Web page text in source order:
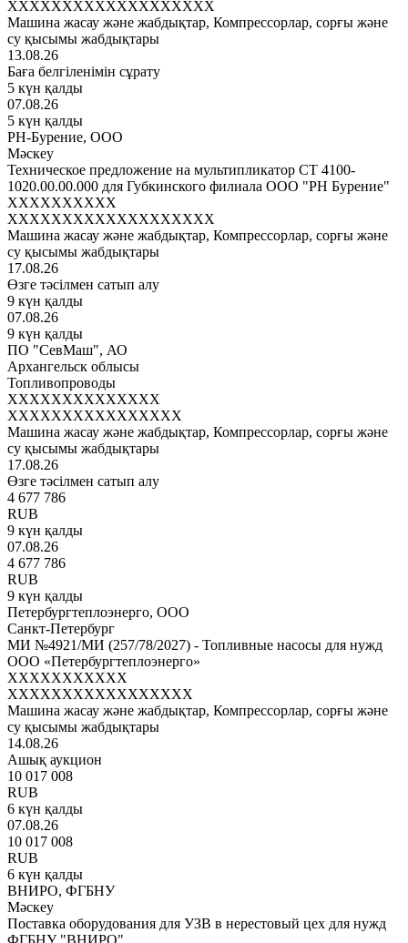
XXXXXXXXXXXXXXXXXXX
Машина жасау және жабдықтар, Компрессорлар, сорғы және
су қысымы жабдықтары
13.08.26
Баға белгіленімін сұрату
5 күн қалды
07.08.26
5 күн қалды
РН-Бурение, ООО
Мәскеу
Техническое предложение на мультипликатор СТ 4100-
1020.00.00.000 для Губкинского филиала ООО "РН Бурение"
XXXXXXXXXX
XXXXXXXXXXXXXXXXXXX
Машина жасау және жабдықтар, Компрессорлар, сорғы және
су қысымы жабдықтары
17.08.26
Өзге тәсілмен сатып алу
9 күн қалды
07.08.26
9 күн қалды
ПО "СевМаш", АО
Архангельск облысы
Топливопроводы
XXXXXXXXXXXXXX
XXXXXXXXXXXXXXXX
Машина жасау және жабдықтар, Компрессорлар, сорғы және
су қысымы жабдықтары
17.08.26
Өзге тәсілмен сатып алу
4 677 786
RUB
9 күн қалды
07.08.26
4 677 786
RUB
9 күн қалды
Петербургтеплоэнерго, ООО
Санкт-Петербург
МИ №4921/МИ (257/78/2027) - Топливные насосы для нужд
ООО «Петербургтеплоэнерго»
XXXXXXXXXXX
XXXXXXXXXXXXXXXXX
Машина жасау және жабдықтар, Компрессорлар, сорғы және
су қысымы жабдықтары
14.08.26
Ашық аукцион
10 017 008
RUB
6 күн қалды
07.08.26
10 017 008
RUB
6 күн қалды
ВНИРО, ФГБНУ
Мәскеу
Поставка оборудования для УЗВ в нерестовый цех для нужд